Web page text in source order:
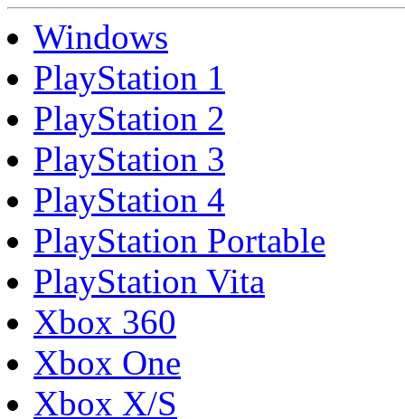
Windows
PlayStation 1
PlayStation 2
PlayStation 3
PlayStation 4
PlayStation Portable
PlayStation Vita
Xbox 360
Xbox One
Xbox X/S